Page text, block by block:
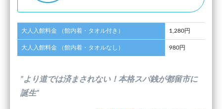
大人入館料金 （館内着・タオル付き） 1,280円
大人入館料金 （館内着・タオルなし） 980円
”より道では済まされない！本格スパ銭が都留市に
誕生”